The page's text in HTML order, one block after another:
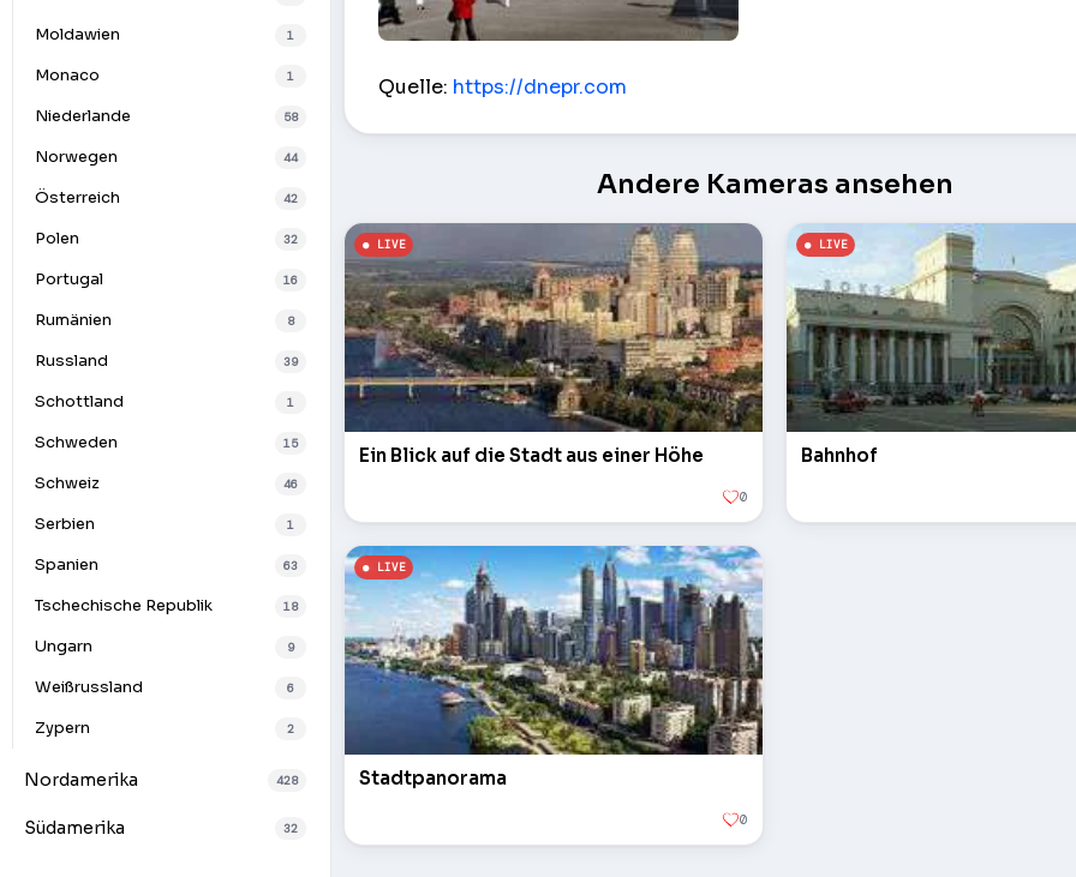
Moldawien 1
Monaco 1
Niederlande 58
Norwegen 44
Österreich 42
Polen 32
Portugal 16
Rumänien 8
Russland 39
Schottland 1
Schweden 15
Schweiz 46
Serbien 1
Spanien 63
Tschechische Republik 18
Ungarn 9
Weißrussland 6
Zypern 2
Nordamerika 428
Südamerika 32
Quelle: https://dnepr.com
Andere Kameras ansehen
Ein Blick auf die Stadt aus einer Höhe
0
Bahnhof
Stadtpanorama
0